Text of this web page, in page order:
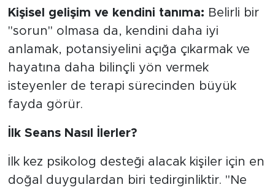
Kişisel gelişim ve kendini tanıma: Belirli bir
"sorun" olmasa da, kendini daha iyi
anlamak, potansiyelini açığa çıkarmak ve
hayatına daha bilinçli yön vermek
isteyenler de terapi sürecinden büyük
fayda görür.
İlk Seans Nasıl İlerler?
İlk kez psikolog desteği alacak kişiler için en
doğal duygulardan biri tedirginliktir. "Ne